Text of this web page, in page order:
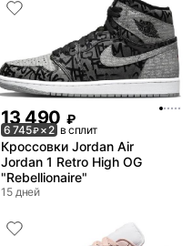
13 490 ₽
6 745₽× 2 в сплит
Кроссовки Jordan Air
Jordan 1 Retro High OG
"Rebellionaire"
15 дней